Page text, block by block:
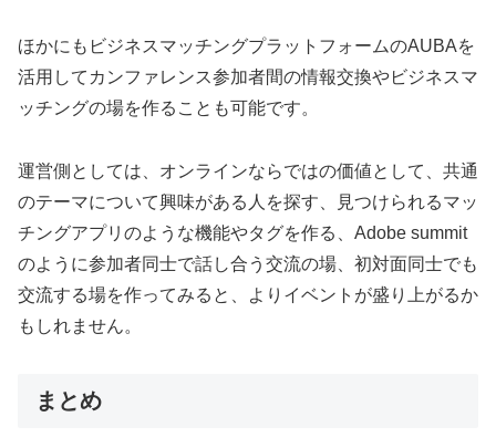
ほかにもビジネスマッチングプラットフォームのAUBAを
活用してカンファレンス参加者間の情報交換やビジネスマ
ッチングの場を作ることも可能です。
運営側としては、オンラインならではの価値として、共通
のテーマについて興味がある人を探す、見つけられるマッ
チングアプリのような機能やタグを作る、Adobe summit
のように参加者同士で話し合う交流の場、初対面同士でも
交流する場を作ってみると、よりイベントが盛り上がるか
もしれません。
まとめ